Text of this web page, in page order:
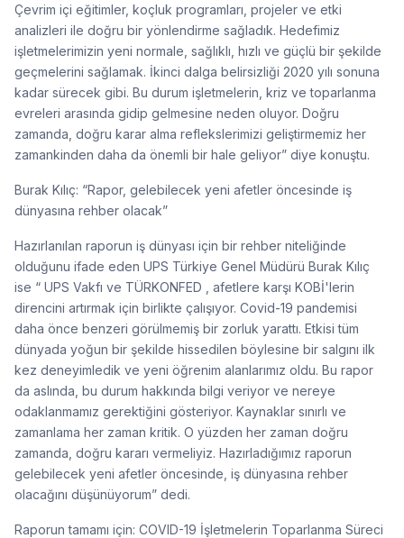
Çevrim içi eğitimler, koçluk programları, projeler ve etki
analizleri ile doğru bir yönlendirme sağladık. Hedefimiz
işletmelerimizin yeni normale, sağlıklı, hızlı ve güçlü bir şekilde
geçmelerini sağlamak. İkinci dalga belirsizliği 2020 yılı sonuna
kadar sürecek gibi. Bu durum işletmelerin, kriz ve toparlanma
evreleri arasında gidip gelmesine neden oluyor. Doğru
zamanda, doğru karar alma reflekslerimizi geliştirmemiz her
zamankinden daha da önemli bir hale geliyor” diye konuştu.
Burak Kılıç: “Rapor, gelebilecek yeni afetler öncesinde iş
dünyasına rehber olacak”
Hazırlanılan raporun iş dünyası için bir rehber niteliğinde
olduğunu ifade eden UPS Türkiye Genel Müdürü Burak Kılıç
ise “ UPS Vakfı ve TÜRKONFED , afetlere karşı KOBİ'lerin
direncini artırmak için birlikte çalışıyor. Covid-19 pandemisi
daha önce benzeri görülmemiş bir zorluk yarattı. Etkisi tüm
dünyada yoğun bir şekilde hissedilen böylesine bir salgını ilk
kez deneyimledik ve yeni öğrenim alanlarımız oldu. Bu rapor
da aslında, bu durum hakkında bilgi veriyor ve nereye
odaklanmamız gerektiğini gösteriyor. Kaynaklar sınırlı ve
zamanlama her zaman kritik. O yüzden her zaman doğru
zamanda, doğru kararı vermeliyiz. Hazırladığımız raporun
gelebilecek yeni afetler öncesinde, iş dünyasına rehber
olacağını düşünüyorum” dedi.
Raporun tamamı için: COVID-19 İşletmelerin Toparlanma Süreci